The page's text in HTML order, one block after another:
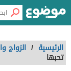
الرئيسية / الزواج
تحبها